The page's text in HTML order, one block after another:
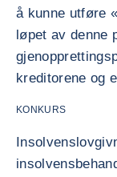
å kunne utføre
løpet av denne
kreditorene og
KONKURS